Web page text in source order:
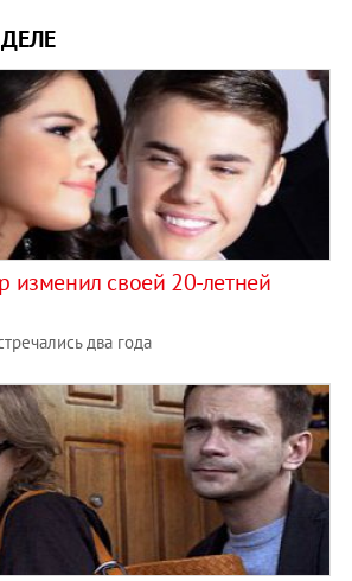
изменил своей 20-летней
два года